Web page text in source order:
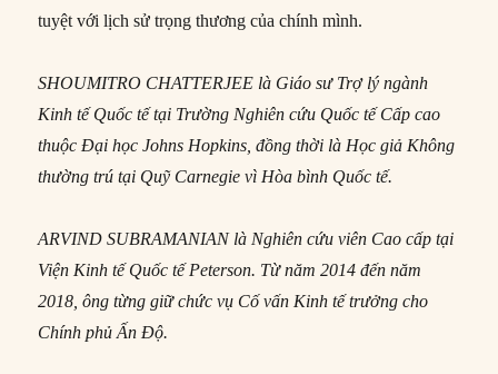
tuyệt với lịch sử trọng thương của chính mình.
SHOUMITRO CHATTERJEE là Giáo sư Trợ lý ngành
Kinh tế Quốc tế tại Trường Nghiên cứu Quốc tế Cấp cao
thuộc Đại học Johns Hopkins, đồng thời là Học giả Không
thường trú tại Quỹ Carnegie vì Hòa bình Quốc tế.
ARVIND SUBRAMANIAN là Nghiên cứu viên Cao cấp tại
Viện Kinh tế Quốc tế Peterson. Từ năm 2014 đến năm
2018, ông từng giữ chức vụ Cố vấn Kinh tế trưởng cho
Chính phủ Ấn Độ.